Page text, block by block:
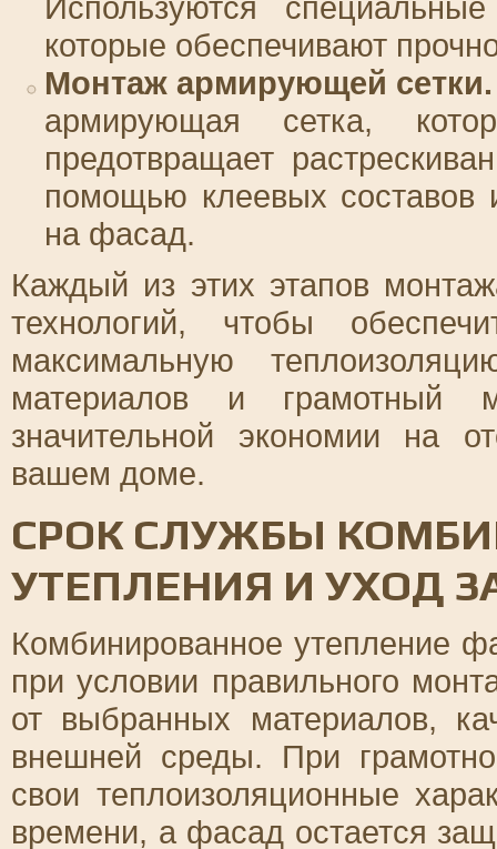
Используются
которые обеспечивают
Монтаж армирующей сетки.
армирующая сетка,
предотвращает
помощью клеевых составов
на фасад.
Каждый из этих этапов
технологий, чтобы
максимальную
материалов и грамотный
значительной экономии на
вашем доме.
СРОК СЛУЖБЫ
УТЕПЛЕНИЯ И УХОД
Комбинированное утепление
при условии правильного
от выбранных материалов,
внешней среды. При
свои теплоизоляционные
времени, а фасад остается